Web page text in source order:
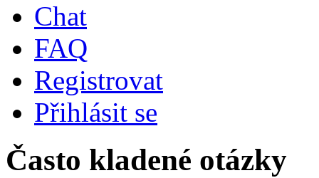
Chat
FAQ
Registrovat
Přihlásit se
Často kladené otázky